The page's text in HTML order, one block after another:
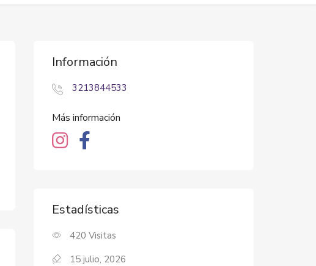
Información
3213844533
Más información
Estadísticas
420 Visitas
15 julio, 2026